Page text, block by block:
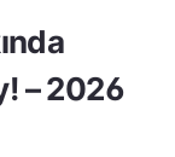
– 2026